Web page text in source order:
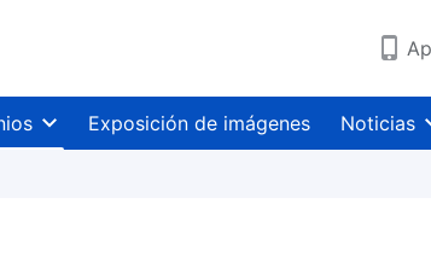
Exposición de imágenes Noticias